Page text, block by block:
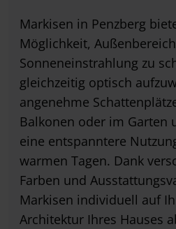
Markisen in Penzberg
Möglichkeit,
Sonneneinstrahlung zu
gleichzeitig optisch
angenehme
Balkonen oder im Garten
eine entspanntere
warmen Tagen. Dank
Farben und
Markisen individuell auf
Architektur Ihres Hauses